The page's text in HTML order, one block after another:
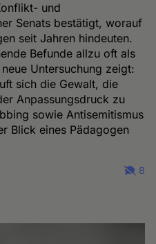
und
Senats bestätigt, worauf
seit Jahren hindeuten.
Befunde allzu oft als
Untersuchung zeigt:
sich die Gewalt, die
Anpassungsdruck zu
sowie Antisemitismus
Blick eines Pädagogen
8